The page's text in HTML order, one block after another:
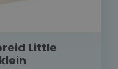
Little